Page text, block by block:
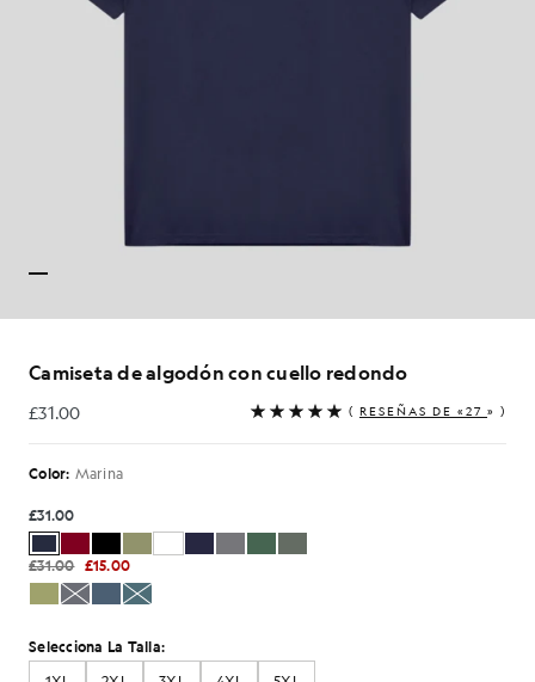
Camiseta de algodón con cuello redondo
£31.00
£31.00 ( RESEÑAS DE «27 » )
Color: Marina
£31.00
£31.00 £15.00
Selecciona La Talla: